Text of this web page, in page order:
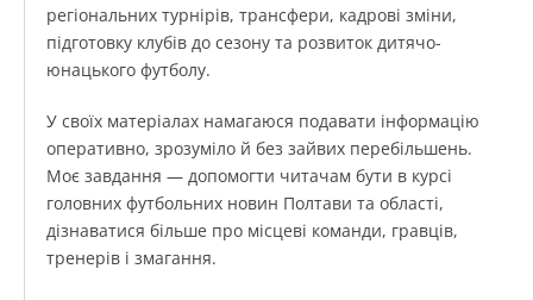
регіональних турнірів, трансфери, кадрові зміни,
підготовку клубів до сезону та розвиток дитячо-
юнацького футболу.
У своїх матеріалах намагаюся подавати інформацію
оперативно, зрозуміло й без зайвих перебільшень.
Моє завдання — допомогти читачам бути в курсі
головних футбольних новин Полтави та області,
дізнаватися більше про місцеві команди, гравців,
тренерів і змагання.